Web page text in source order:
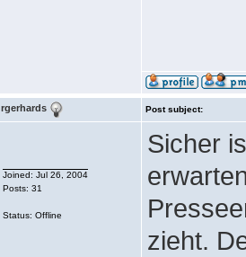
rgerhards Post subject:
Joined: Jul 26, 2004
Posts: 31
Status: Offline
Sicher
zieht.